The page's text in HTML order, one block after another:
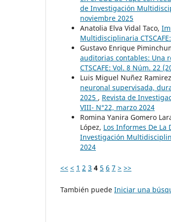
de Investigación
noviembre 2025
Anatolia Elva Vidal Taco,
Multidisciplinaria
Gustavo Enrique
auditorias contables: Una
CTSCAFE: Vol. 8 Núm. 22
Luis Miguel Nuñez
neuronal supervisada,
2025 , Revista de
VIII- N°22, marzo 2024
Romina Yanira Gomero
López, Los Informes De La
Investigación
2024
<< < 1 2 3 4 5 6 7 > >>
También puede Iniciar una